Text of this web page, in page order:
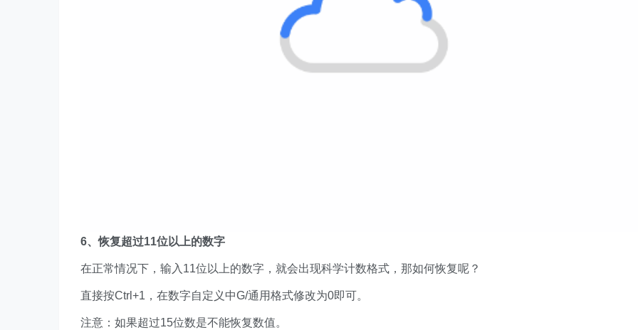
6、恢复超过11位以上的数字
在正常情况下，输入11位以上的数字，就会出现科学计数格式，那如何恢复呢？
直接按Ctrl+1，在数字自定义中G/通用格式修改为0即可。
注意：如果超过15位数是不能恢复数值。